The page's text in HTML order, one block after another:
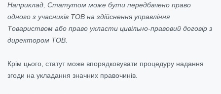
Наприклад, Статутом може бути передбачено право
одного з учасників ТОВ на здійснення управління
Товариством або право укласти цивільно-правовий договір з
директором ТОВ.
Крім цього, статут може впорядковувати процедуру надання
згоди на укладання значних правочинів.